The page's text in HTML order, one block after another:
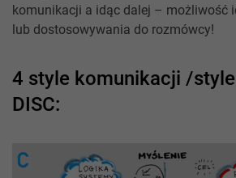
komunikacji a idąc dalej – możliwość
lub dostosowywania do rozmówcy!
4 style komunikacji /
DISC: